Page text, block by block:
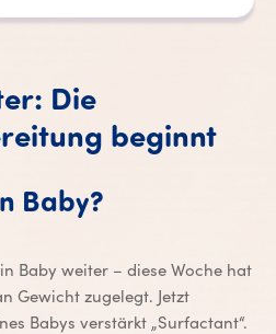
Die
beginnt
Baby?
Baby weiter – diese Woche hat
Gewicht zugelegt. Jetzt
Babys verstärkt „Surfactant“.